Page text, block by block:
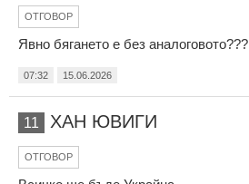
ОТГОВОР
Явно бягането е без аналоговото???
07:32 15.06.2026
11 ХАН ЮВИГИ
ОТГОВОР